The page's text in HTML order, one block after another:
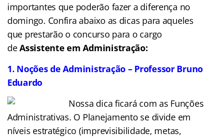
importantes que poderão fazer a diferença no
domingo. Confira abaixo as dicas para aqueles
que prestarão o concurso para o cargo
deAssistente em Administração:
1. Noções de Administração – Professor Bruno
Eduardo
Nossa dica ficará com as Funções
Administrativas. O Planejamento se divide em
níveis estratégico (imprevisibilidade, metas,